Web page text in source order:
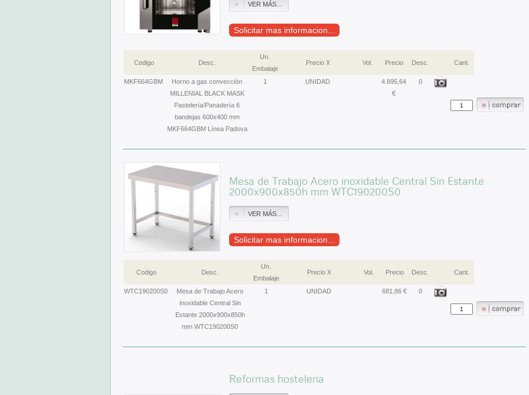
VER MÁS...
Solicitar mas informacion...
Codigo Desc.
Un.
Embalaje
Precio X Vol. Precio Desc. Cant.
MKF664GBM
Horno a gas convección
MILLENIAL BLACK MASK
Pastelería/Panadería 6
bandejas 600x400 mm
MKF664GBM Línea Padova
1 UNIDAD
4.895,64
€
0
Mesa de Trabajo Acero inoxidable Central Sin Estante
2000x900x850h mm WTC190200S0
VER MÁS...
Solicitar mas informacion...
Codigo Desc.
Un.
Embalaje
Precio X Vol. Precio Desc. Cant.
WTC190200S0
Mesa de Trabajo Acero
inoxidable Central Sin
Estante 2000x900x850h
mm WTC190200S0
1 UNIDAD 681,86 € 0
Reformas hosteleria